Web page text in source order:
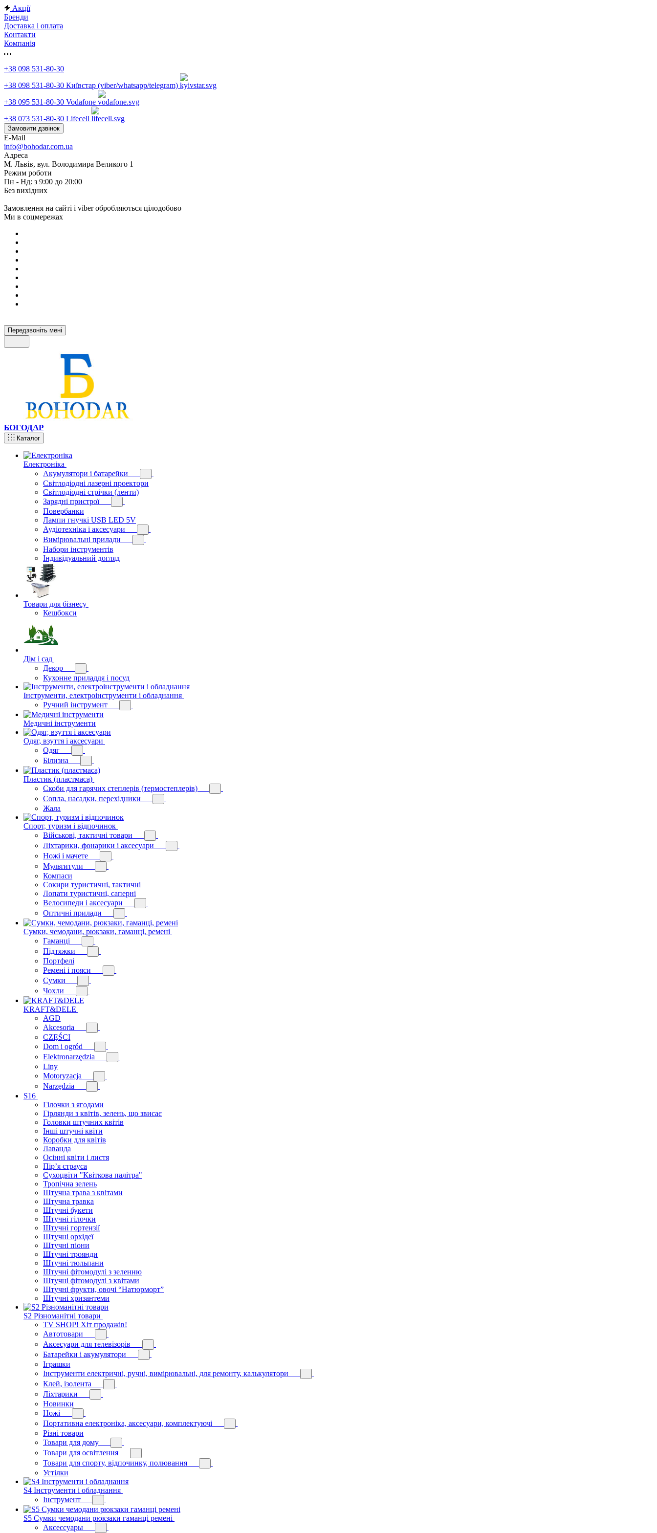
Акції
Бренди
Доставка і оплата
Контакти
Компанія
+38 098 531-80-30
+38 098 531-80-30 Київстар (viber/whatsapp/telegram)
+38 095 531-80-30 Vodafone
+38 073 531-80-30 Lifecell
Замовити дзвінок
E-Mail
info@bohodar.com.ua
Адреса
М. Львів, вул. Володимира Великого 1
Режим роботи
Пн - Нд: з 9:00 до 20:00
Без вихідних
Замовлення на сайті і viber обробляються цілодобово
Ми в соцмережах
Передзвоніть мені
БОГОДАР
Каталог
Електроніка
Акумулятори і батарейки
Світлодіодні лазерні проектори
Світлодіодні стрічки (ленти)
Зарядні пристрої
Повербанки
Лампи гнучкі USB LED 5V
Аудіотехніка і аксесуари
Вимірювальні прилади
Набори інструментів
Індивідуальний догляд
Товари для бізнесу
Кешбокси
Дім і сад
Декор
Кухонне приладдя і посуд
Інструменти, електроінструменти і обладнання
Ручний інструмент
Медичні інструменти
Одяг, взуття і аксесуари
Одяг
Білизна
Пластик (пластмаса)
Скоби для гарячих степлерів (термостеплерів)
Сопла, насадки, перехідники
Жала
Спорт, туризм і відпочинок
Військові, тактичні товари
Ліхтарики, фонарики і аксесуари
Ножі і мачете
Мультитули
Компаси
Сокири туристичні, тактичні
Лопати туристичні, саперні
Велосипеди і аксесуари
Оптичні прилади
Сумки, чемодани, рюкзаки, гаманці, ремені
Гаманці
Підтяжки
Портфелі
Ремені і пояси
Сумки
Чохли
KRAFT&DELE
AGD
Akcesoria
CZĘŚCI
Dom i ogród
Elektronarzędzia
Liny
Motoryzacja
Narzędzia
S16
Гілочки з ягодами
Гірлянди з квітів, зелень, що звисає
Головки штучних квітів
Інші штучні квіти
Коробки для квітів
Лаванда
Осінні квіти і листя
Пір’я страуса
Сухоцвіти "Квіткова палітра"
Тропічна зелень
Штучна трава з квітами
Штучна травка
Штучні букети
Штучні гілочки
Штучні гортензії
Штучні орхідеї
Штучні піони
Штучні троянди
Штучні тюльпани
Штучні фітомодулі з зеленню
Штучні фітомодулі з квітами
Штучні фрукти, овочі “Натюрморт”
Штучні хризантеми
S2 Різноманітні товари
TV SHOP! Хіт продажів!
Автотовари
Аксесуари для телевізорів
Батарейки і акумулятори
Іграшки
Інструменти електричні, ручні, вимірювальні, для ремонту, калькулятори
Клей, ізолента
Ліхтарики
Новинки
Ножі
Портативна електроніка, аксесуари, комплектуючі
Різні товари
Товари для дому
Товари для освітлення
Товари для спорту, відпочинку, полювання
Устілки
S4 Інструменти і обладнання
Інструмент
S5 Сумки чемодани рюкзаки гаманці ремені
Аксессуары